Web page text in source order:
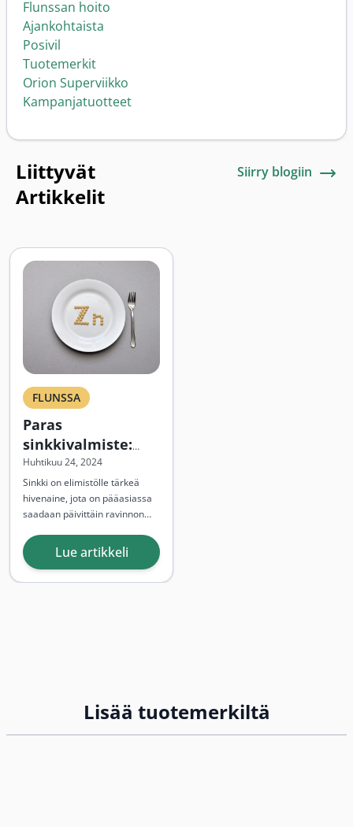
Flunssan hoito
Ajankohtaista
Posivil
Tuotemerkit
Orion Superviikko
Kampanjatuotteet
Liittyvät
Artikkelit
Siirry blogiin
FLUNSSA
Paras
sinkkivalmiste:
Mikä sinkki
imeytyy
parhaiten?
Huhtikuu 24, 2024
Sinkki on elimistölle tärkeä
hivenaine, jota on pääasiassa
saadaan päivittäin ravinnon
olevan mm.
immuunipuolustuksen, luuston
Lue artikkeli
Lisää tuotemerkiltä